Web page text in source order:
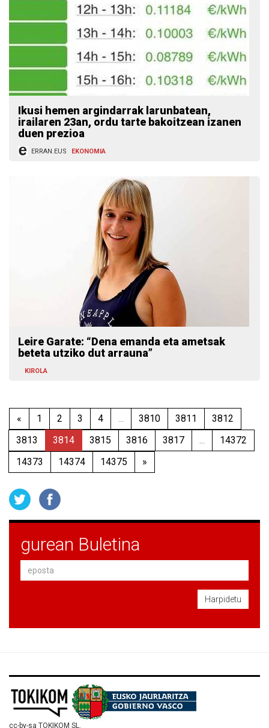
Ikusi hemen argindarrak larunbatean,
irailaren 23an, ordu tarte bakoitzean izanen
duen prezioa
ERRAN.EUS EKONOMIA
Leire Garate: “Dena emanda eta ametsak
beteta utziko dut arrauna”
KIROLA
« 1 2 3 4 ... 3810 3811
3812
3813
3814 3815 3816 3817 ...
14372
14373
14374 14375 »
gurean Buletina
Harpidetu
cc-by-sa TOKIKOM SL.